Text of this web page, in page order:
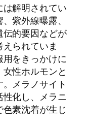
解明されてい
紫外線曝露、
的要因などが
られていま
をきっかけに
性ホルモンと
メラノサイト
化し、メラニ
素沈着が生じ